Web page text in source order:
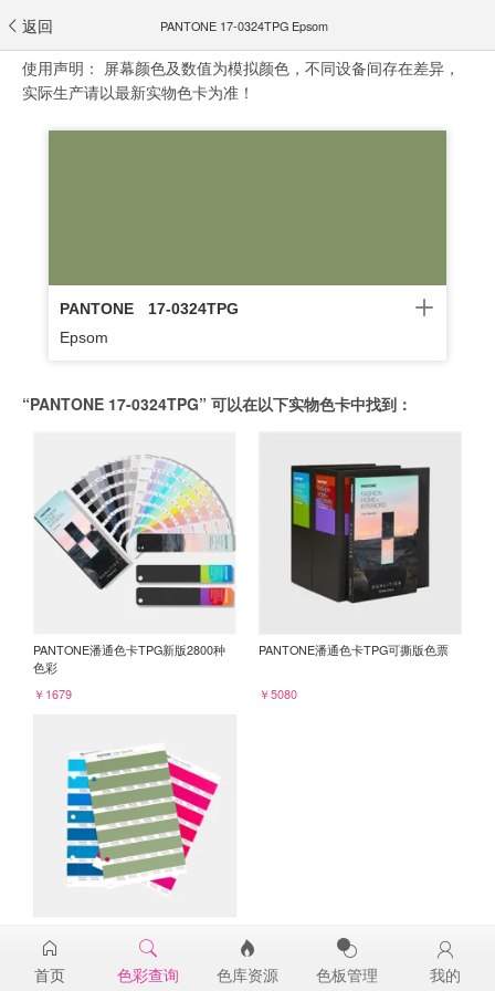
返回 PANTONE 17-0324TPG Epsom
使用声明： 屏幕颜色及数值为模拟颜色，不同设备间存在差异，
实际生产请以最新实物色卡为准！
PANTONE
17-0324TPG
Epsom
“PANTONE 17-0324TPG” 可以在以下实物色卡中找到：
PANTONE潘通色卡TPG新版2800种
色彩
￥1679
PANTONE潘通色卡TPG可撕版色票
￥5080
17-0324TPG
￥98
首页 色彩查询 色库资源 色板管理 我的